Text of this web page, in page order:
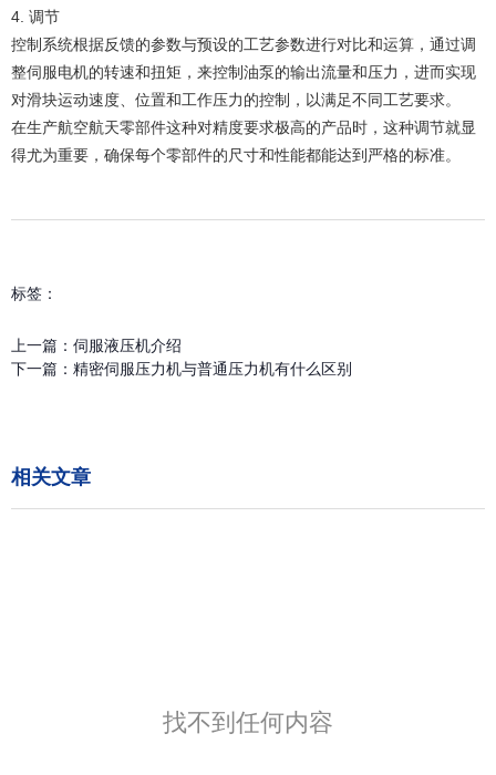
4. 调节
控制系统根据反馈的参数与预设的工艺参数进行对比和运算，通过调
整伺服电机的转速和扭矩，来控制油泵的输出流量和压力，进而实现
对滑块运动速度、位置和工作压力的控制，以满足不同工艺要求。
在生产航空航天零部件这种对精度要求极高的产品时，这种调节就显
得尤为重要，确保每个零部件的尺寸和性能都能达到严格的标准。
标签：
上一篇： 伺服液压机介绍
下一篇： 精密伺服压力机与普通压力机有什么区别
相关文章
找不到任何内容